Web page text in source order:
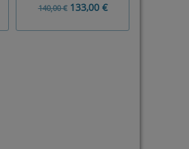
140,00 €133,00 €